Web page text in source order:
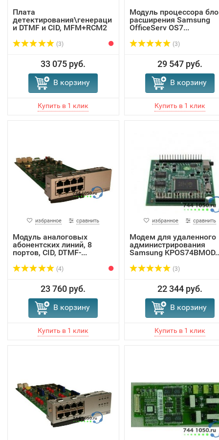
Плата
детектирования\генераци
и DTMF и CID, MFM+RCM2
(3)
33 075 руб.
В корзину
Модуль процессора
расширения Samsung
OfficeServ OS7...
(3)
29 547 руб.
В корзину
избранное сравнить
Модуль аналоговых
абонентских линий, 8
портов, CID, DTMF-...
(4)
23 760 руб.
В корзину
избранное сравнить
Модем для удаленного
администрирования
Samsung
(3)
22 344 руб.
В корзину